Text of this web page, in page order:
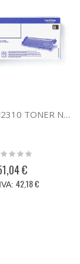
Brother TN2310 TONER NEGRO 2500 2700/2720/2740DW
€
42,18 €